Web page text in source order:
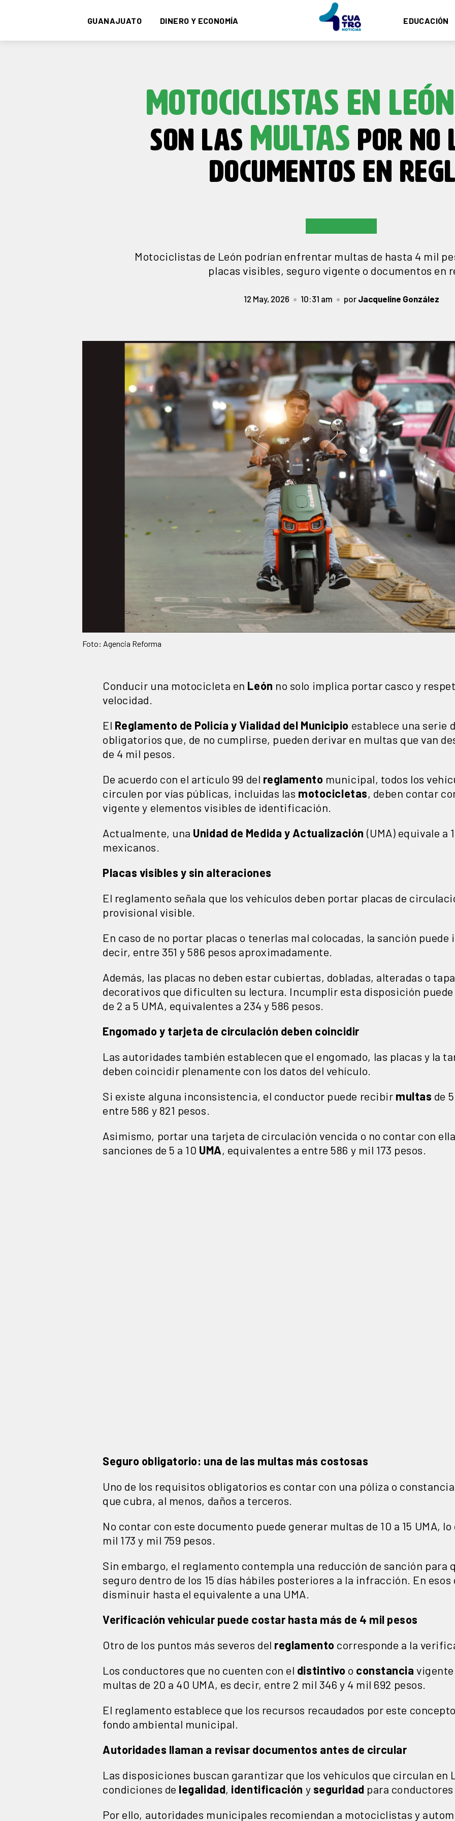
GUANAJUATO DINERO Y ECONOMÍA EDUCACIÓN
MOTOCICLISTAS EN
SON LAS MULTAS POR NO
DOCUMENTOS EN
Motociclistas de León podrían enfrentar multas de hasta 4 mil
placas visibles, seguro vigente o documentos en
12 May, 2026 10:31 am por Jacqueline González
Foto: Agencia Reforma
Conducir una motocicleta en León no solo implica portar casco y
velocidad.
El Reglamento de Policía y Vialidad del Municipio establece una serie
obligatorios que, de no cumplirse, pueden derivar en multas que van
de 4 mil pesos.
De acuerdo con el artículo 99 del reglamento municipal, todos los
circulen por vías públicas, incluidas las motocicletas, deben contar
vigente y elementos visibles de identificación.
Actualmente, una Unidad de Medida y Actualización (UMA) equivale a
mexicanos.
Placas visibles y sin alteraciones
El reglamento señala que los vehículos deben portar placas de
provisional visible.
En caso de no portar placas o tenerlas mal colocadas, la sanción puede
decir, entre 351 y 586 pesos aproximadamente.
Además, las placas no deben estar cubiertas, dobladas, alteradas o
decorativos que dificulten su lectura. Incumplir esta disposición
de 2 a 5 UMA, equivalentes a 234 y 586 pesos.
Engomado y tarjeta de circulación deben coincidir
Las autoridades también establecen que el engomado, las placas y la
deben coincidir plenamente con los datos del vehículo.
Si existe alguna inconsistencia, el conductor puede recibir multas de
entre 586 y 821 pesos.
Asimismo, portar una tarjeta de circulación vencida o no contar con
sanciones de 5 a 10 UMA, equivalentes a entre 586 y mil 173 pesos.
Seguro obligatorio: una de las multas más costosas
Uno de los requisitos obligatorios es contar con una póliza o
que cubra, al menos, daños a terceros.
No contar con este documento puede generar multas de 10 a 15 UMA,
mil 173 y mil 759 pesos.
Sin embargo, el reglamento contempla una reducción de sanción para
seguro dentro de los 15 días hábiles posteriores a la infracción. En
disminuir hasta el equivalente a una UMA.
Verificación vehicular puede costar hasta más de 4 mil pesos
Otro de los puntos más severos del reglamento corresponde a la
Los conductores que no cuenten con el distintivo o constancia
multas de 20 a 40 UMA, es decir, entre 2 mil 346 y 4 mil 692 pesos.
El reglamento establece que los recursos recaudados por este
fondo ambiental municipal.
Autoridades llaman a revisar documentos antes de circular
Las disposiciones buscan garantizar que los vehículos que circulan en
condiciones de legalidad, identificación y seguridad para
Por ello, autoridades municipales recomiendan a motociclistas y